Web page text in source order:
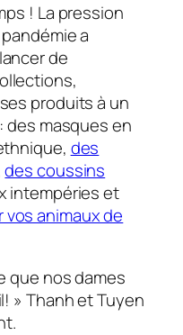
! La pression
a
de
produits à un
des masques en
des
des coussins
intempéries et
animaux de
que nos dames
» Thanh et Tuyen